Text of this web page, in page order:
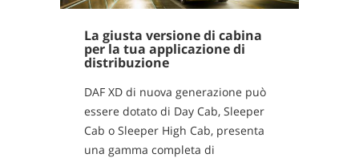
La giusta versione di cabina
per la tua applicazione di
distribuzione
DAF XD di nuova generazione può
essere dotato di Day Cab, Sleeper
Cab o Sleeper High Cab, presenta
una gamma completa di